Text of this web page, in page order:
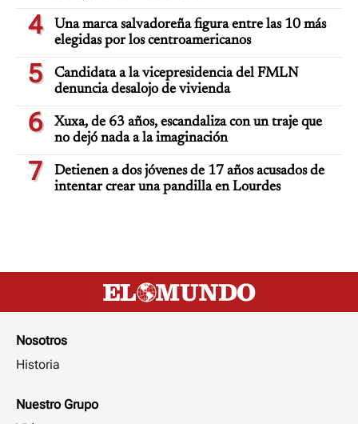
4
Una marca salvadoreña figura entre las 10 más
elegidas por los centroamericanos
5
Candidata a la vicepresidencia del FMLN
denuncia desalojo de vivienda
6
Xuxa, de 63 años, escandaliza con un traje que
no dejó nada a la imaginación
7
Detienen a dos jóvenes de 17 años acusados de
intentar crear una pandilla en Lourdes
Nosotros
Historia
Nuestro Grupo